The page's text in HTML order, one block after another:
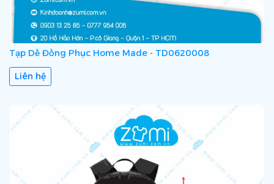
Tạp Dề Đồng Phục Home Made - TD0620008
Liên hệ